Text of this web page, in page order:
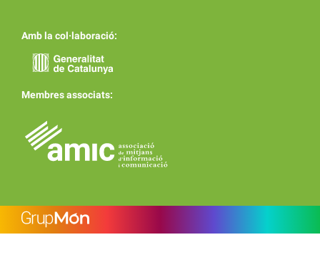
Amb la col·laboració:
Membres associats: